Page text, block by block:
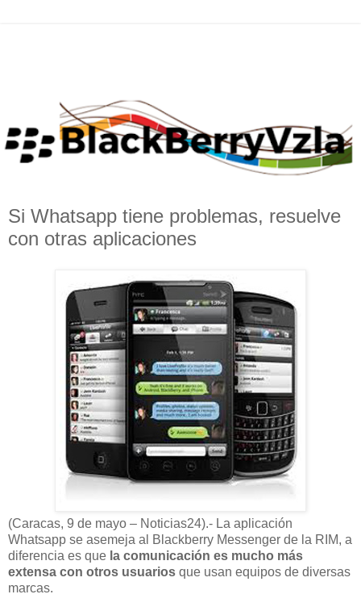
Si Whatsapp tiene problemas, resuelve
con otras aplicaciones
(Caracas, 9 de mayo – Noticias24).- La aplicación
Whatsapp se asemeja al Blackberry Messenger de la RIM, a
diferencia es que la comunicación es mucho más
extensa con otros usuarios que usan equipos de diversas
marcas.